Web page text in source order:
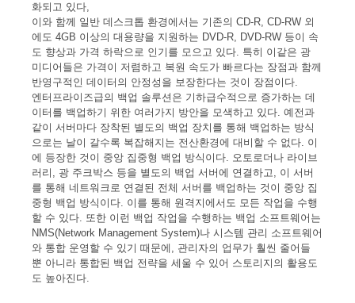
화되고 있다,
이와 함께 일반 데스크톱 환경에서는 기존의 CD-R, CD-RW 외
에도 4GB 이상의 대용량을 지원하는 DVD-R, DVD-RW 등이 속
도 향상과 가격 하락으로 인기를 모으고 있다. 특히 이같은 광
미디어들은 가격이 저렴하고 복원 속도가 빠르다는 장점과 함께
반영구적인 데이터의 안정성을 보장한다는 것이 장점이다.
엔터프라이즈급의 백업 솔루션은 기하급수적으로 증가하는 데
이터를 백업하기 위한 여러가지 방안을 모색하고 있다. 예전과
같이 서버마다 장착된 별도의 백업 장치를 통해 백업하는 방식
으로는 날이 갈수록 복잡해지는 전산환경에 대비할 수 없다. 이
에 등장한 것이 중앙 집중형 백업 방식이다. 오토로더나 라이브
러리, 광 주크박스 등을 별도의 백업 서버에 연결하고, 이 서버
를 통해 네트워크로 연결된 전체 서버를 백업하는 것이 중앙 집
중형 백업 방식이다. 이를 통해 원격지에서도 모든 작업을 수행
할 수 있다. 또한 이런 백업 작업을 수행하는 백업 소프트웨어는
NMS(Network Management System)나 시스템 관리 소프트웨어
와 통합 운영할 수 있기 때문에, 관리자의 업무가 훨씬 줄어들
뿐 아니라 통합된 백업 전략을 세울 수 있어 스토리지의 활용도
도 높아진다.